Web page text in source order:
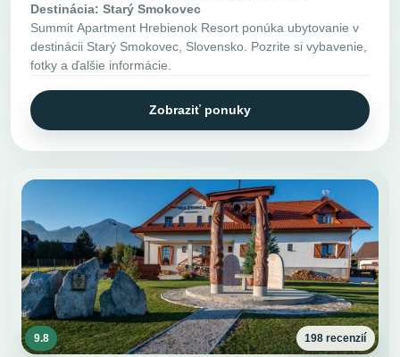
Destinácia: Starý Smokovec
Summit Apartment Hrebienok Resort ponúka ubytovanie v
destinácii Starý Smokovec, Slovensko. Pozrite si vybavenie,
fotky a ďalšie informácie.
Zobraziť ponuky
9.8 198 recenzií